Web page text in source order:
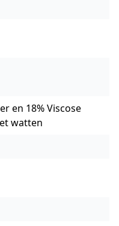
en 18% Viscose
watten